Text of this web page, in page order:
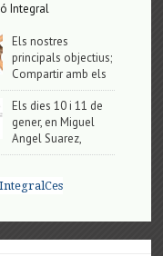
Integral
Els nostres
principals objectius;
Compartir amb els
Els dies 10 i 11 de
gener, en Miguel
Angel Suarez,